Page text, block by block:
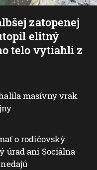
zatopenej
elitný
telo vytiahli z
masívny vrak
o rodičovský
úrad ani Sociálna